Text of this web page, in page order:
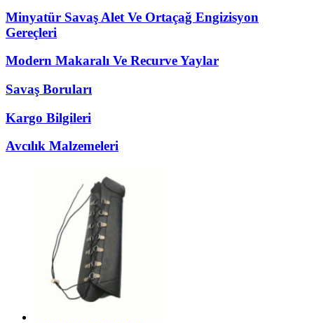
Minyatür Savaş Alet Ve Ortaçağ Engizisyon
Gereçleri
Modern Makaralı Ve Recurve Yaylar
Savaş Boruları
Kargo Bilgileri
Avcılık Malzemeleri